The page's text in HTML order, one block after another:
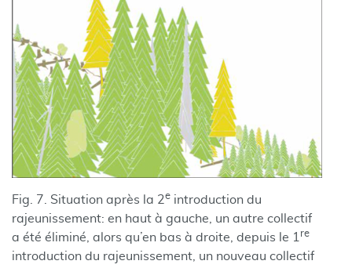
Fig. 7. Situation après la 2e introduction du
rajeunissement: en haut à gauche, un autre collectif
a été éliminé, alors qu’en bas à droite, depuis le 1 re
introduction du rajeunissement, un nouveau collectif